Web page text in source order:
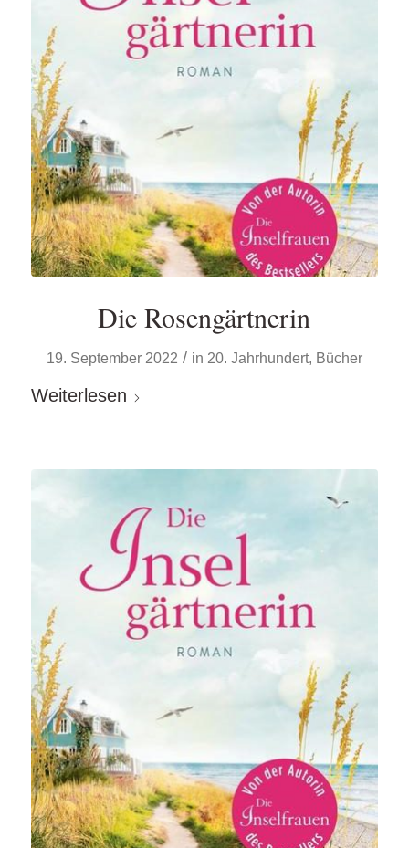
Die Rosengärtnerin
19. September 2022 / in 20. Jahrhundert, Bücher
Weiterlesen